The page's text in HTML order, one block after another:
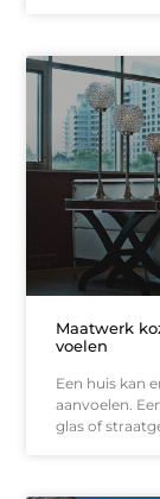
Maatwerk
voelen
Een huis kan
aanvoelen.
glas of